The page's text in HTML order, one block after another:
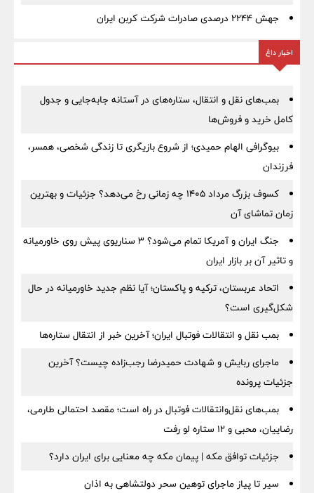
جهش ۲۲۴۴ درصدی صادرات شرکت کربن ایران
اخبار داغ
بمب‌های نقل و انتقال، ستاره‌های در آستانه جابه‌جایی و جدول
کامل خرید و فروش‌ها
بیوگرافی الهام حمیدی؛ از شروع بازیگری تا زندگی شخصی، همسر،
فرزندان
کسوف بزرگ مرداد ۱۴۰۵ چه زمانی رخ می‌دهد؟ جزئیات و بهترین
زمان تماشای آن
جنگ ایران و آمریکا تمام می‌شود؟ ۳ سناریوی پیش روی خاورمیانه
و تاثیر آن بر بازار ایران
اتحاد عربستان، ترکیه و پاکستان؛ آیا نظم جدید خاورمیانه در حال
شکل‌گیری است؟
بمب نقل‌ و انتقالات فوتبال ایران؛ آخرین خبر از انتقال ستاره‌ها
ماجرای ربایش و شهادت حمیدرضا رجب‌زاده چیست؟ آخرین
جزئیات پرونده
بمب‌های نقل‌وانتقالات فوتبال در راه است؛ مقصد احتمالی طارمی،
رضاییان، محبی و ۱۲ ستاره لو رفت
جزئیات توافق مکه | پیمان مکه چه معنایی برای ایران دارد؟
سیر تا پیاز ماجرای توهین سحر دولتشاهی به اذان